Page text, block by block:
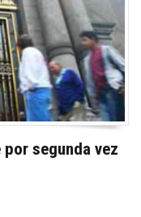
segunda vez